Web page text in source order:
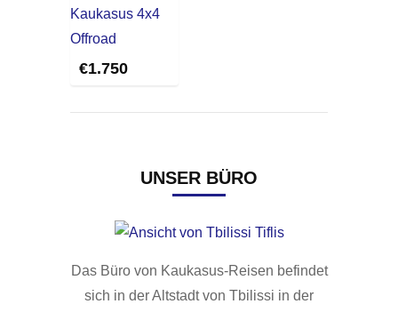
€1.750
UNSER BÜRO
Das Büro von Kaukasus-Reisen befindet
sich in der Altstadt von Tbilissi in der